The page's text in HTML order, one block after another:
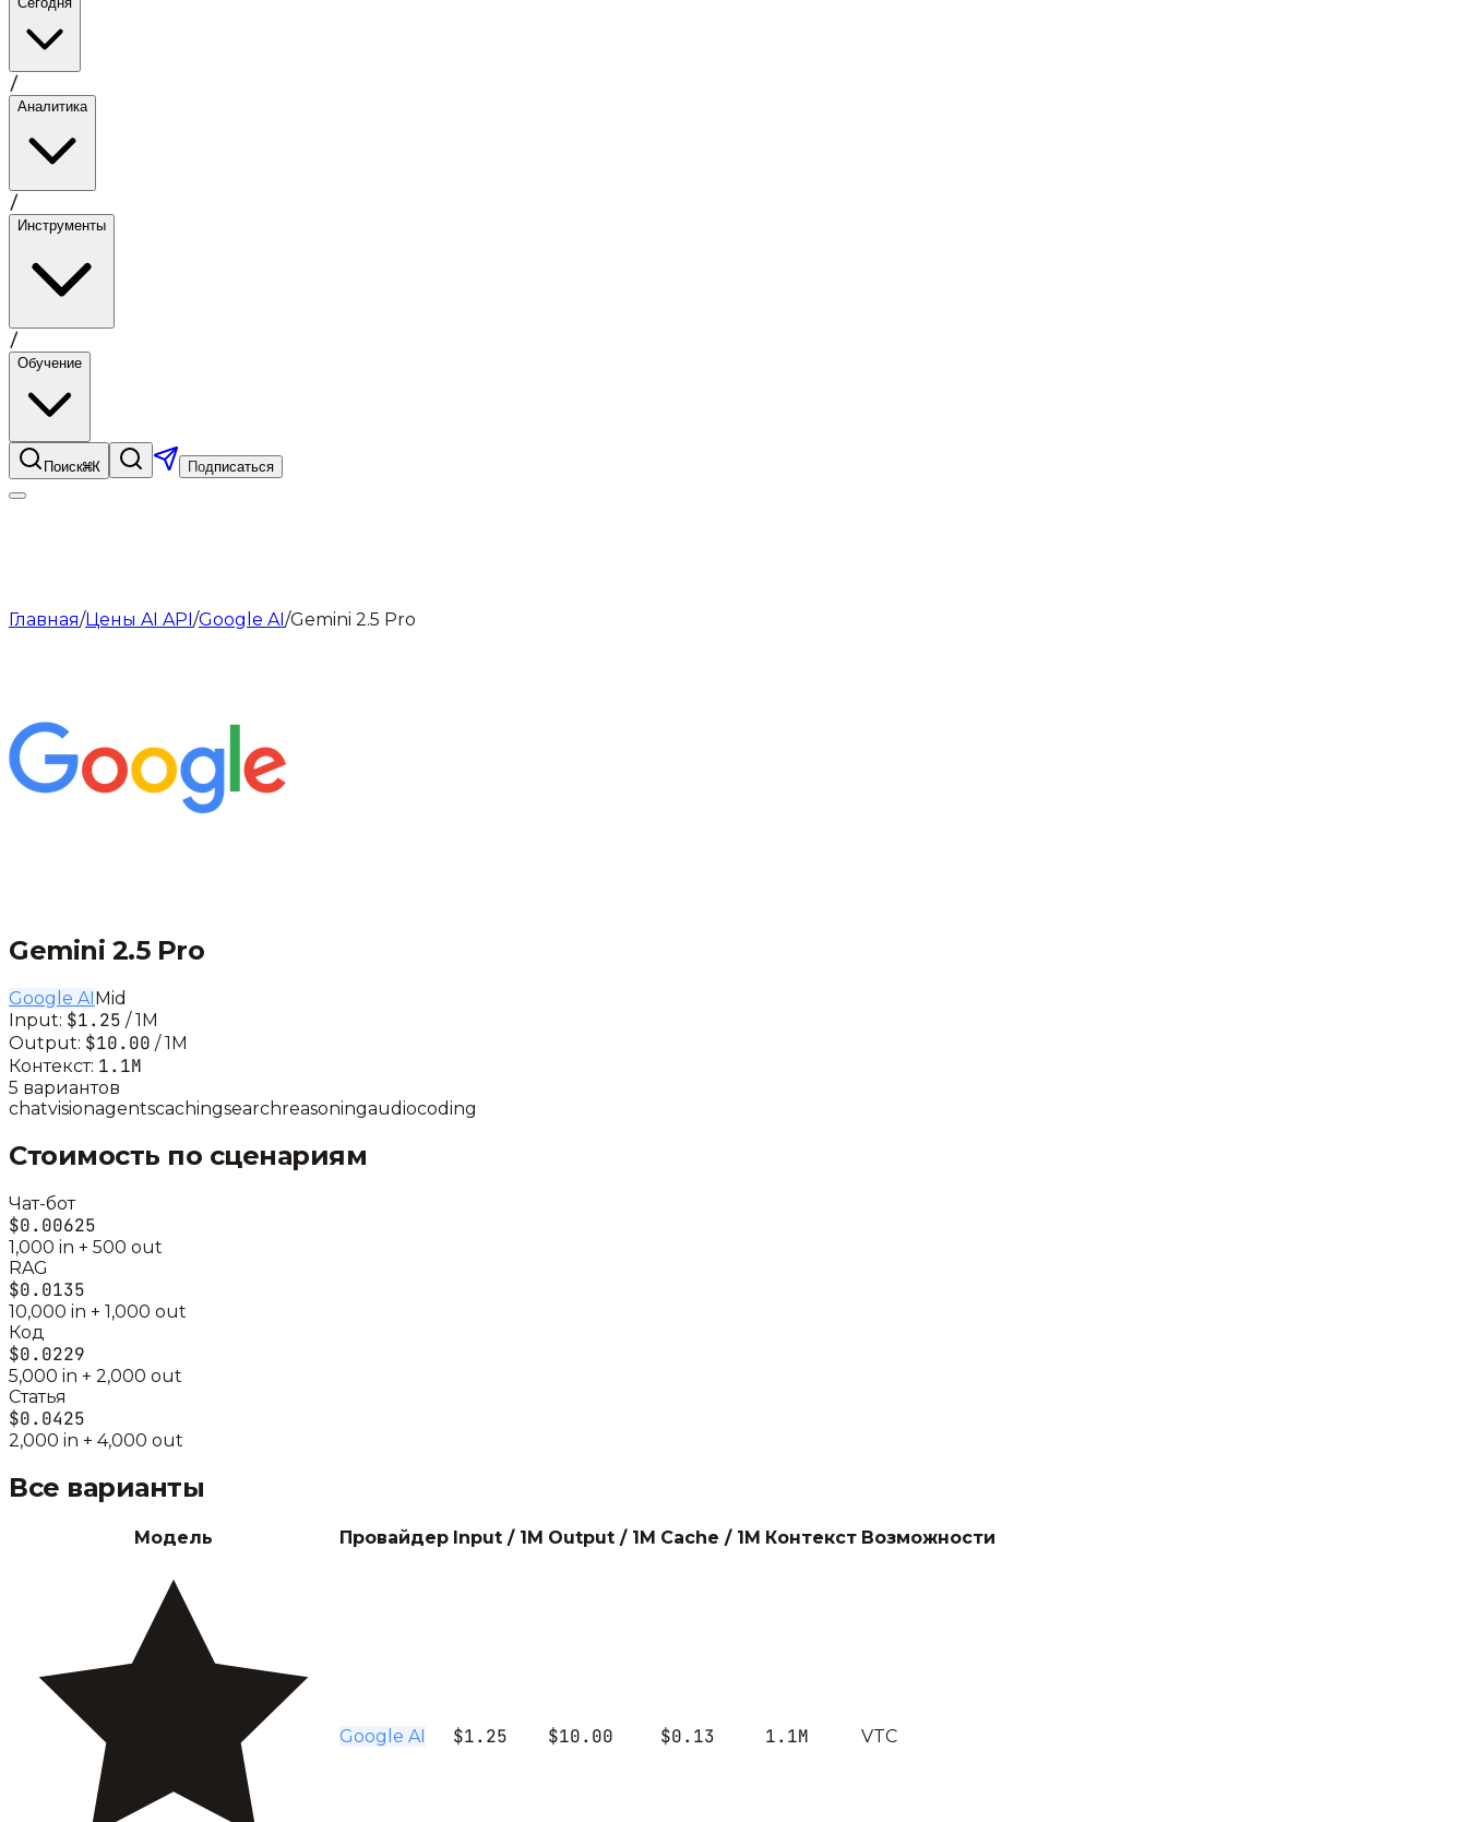
/
Аналитика
/
Инструменты
/
Обучение
Поиск⌘K Подписаться
Главная/Цены AI API/Google AI/Gemini 2.5 Pro
Gemini 2.5 Pro
Google AIMid
Input: $1.25 / 1M
Output: $10.00 / 1M
Контекст: 1.1M
5 вариантов
chatvisionagentscachingsearchreasoningaudiocoding
Стоимость по сценариям
Чат-бот
$0.00625
1,000 in + 500 out
RAG
$0.0135
10,000 in + 1,000 out
Код
$0.0229
5,000 in + 2,000 out
Статья
$0.0425
2,000 in + 4,000 out
Все варианты
Модель Провайдер Input / 1M Output / 1M Cache / 1M Контекст Возможности
Google AI $1.25 $10.00 $0.13 1.1M VTC